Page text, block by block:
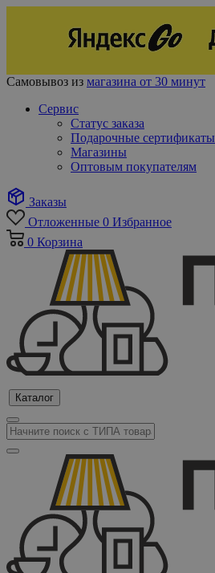
Самовывоз из магазина от 30 минут
Сервис
Статус заказа
Подарочные сертификаты
Магазины
Оптовым покупателям
Заказы
Отложенные 0 Избранное
0 Корзина
Каталог